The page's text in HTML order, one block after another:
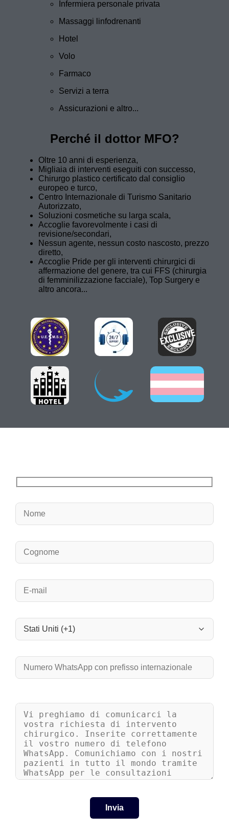
Infermiera personale privata
Massaggi linfodrenanti
Hotel
Volo
Farmaco
Servizi a terra
Assicurazioni e altro...
Perché il dottor MFO?
Oltre 10 anni di esperienza,
Migliaia di interventi eseguiti con successo,
Chirurgo plastico certificato dal consiglio
europeo e turco,
Centro Internazionale di Turismo Sanitario
Autorizzato,
Soluzioni cosmetiche su larga scala,
Accoglie favorevolmente i casi di
revisione/secondari,
Nessun agente, nessun costo nascosto, prezzo
diretto,
Accoglie Pride per gli interventi chirurgici di
affermazione del genere, tra cui FFS (chirurgia
di femminilizzazione facciale), Top Surgery e
altro ancora...